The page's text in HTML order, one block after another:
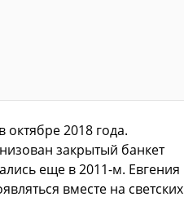
2018 года.
закрытый банкет
еще в 2011-м. Евгения
вместе на светских